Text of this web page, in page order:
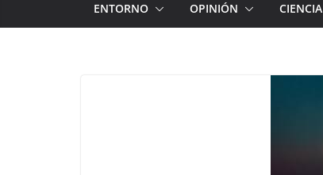
ENTORNO OPINIÓN CIENCIA